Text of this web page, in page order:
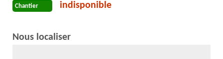
Chantier indisponible
Nous localiser